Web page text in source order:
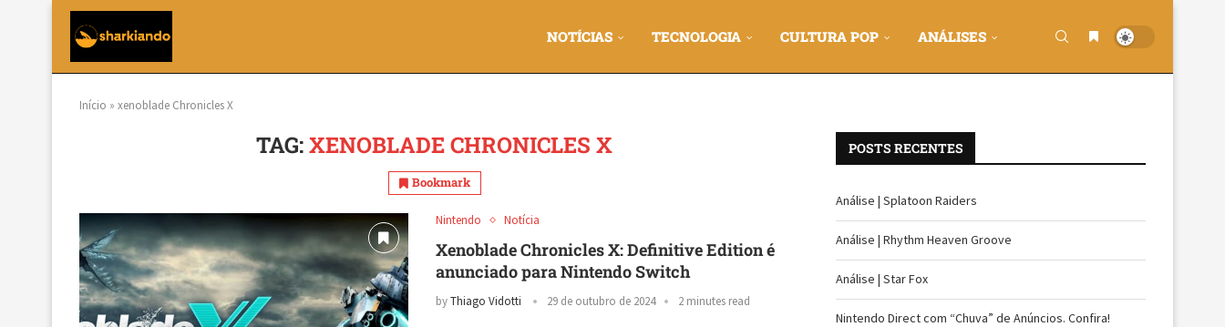
NOTÍCIAS TECNOLOGIA CULTURA POP ANÁLISES
Início » xenoblade Chronicles X
TAG:XENOBLADE CHRONICLES X
Bookmark
Nintendo Notícia
Xenoblade Chronicles X: Definitive Edition é
anunciado para Nintendo Switch
byThiago Vidotti 29 de outubro de 2024 2 minutes read
POSTS RECENTES
Análise | Splatoon Raiders
Análise | Rhythm Heaven Groove
Análise | Star Fox
Nintendo Direct com “Chuva” de Anúncios. Confira!